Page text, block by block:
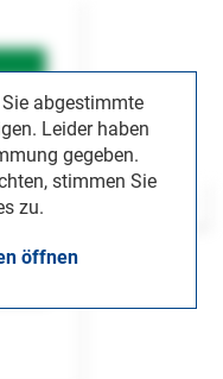
abgestimmte
Leider haben
gegeben.
stimmen Sie
zu.
öffnen